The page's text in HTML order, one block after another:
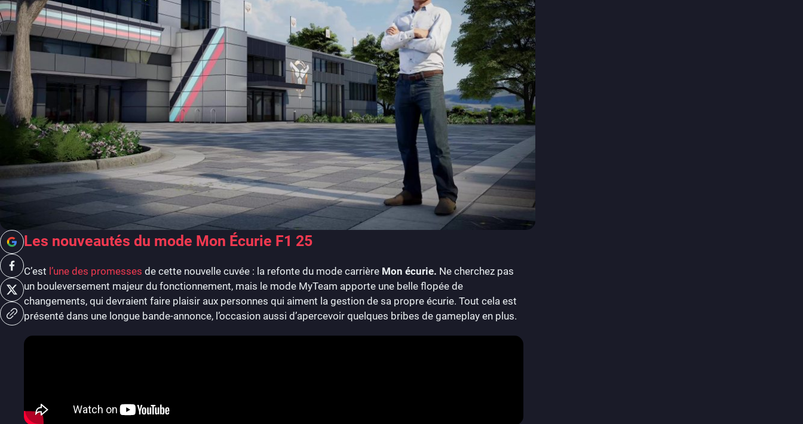
Les nouveautés du mode Mon Écurie F1 25
C’est l’une des promesses de cette nouvelle cuvée : la refonte du mode carrière Mon écurie. Ne cherchez pas
un bouleversement majeur du fonctionnement, mais le mode MyTeam apporte une belle flopée de
changements, qui devraient faire plaisir aux personnes qui aiment la gestion de sa propre écurie. Tout cela est
présenté dans une longue bande-annonce, l’occasion aussi d’apercevoir quelques bribes de gameplay en plus.